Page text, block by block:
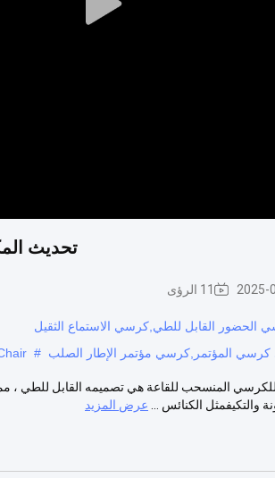
Play
تحديث
2025- 11 الرؤى
الحضور القابل للطي,كرسي الاستماع الثقيل
كرسي المؤتمر,كرسي مؤتمر الإطار الصلب #
المنسحب للقاعة هي تصميمه القابل للطي ،
والتكيفمثل الكنائس ...
عرض المزيد